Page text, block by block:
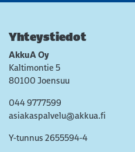
Yhteystiedot
AkkuA Oy
Kaltimontie 5
80100 Joensuu
044 9777599
asiakaspalvelu@akkua.fi
Y-tunnus 2655594-4